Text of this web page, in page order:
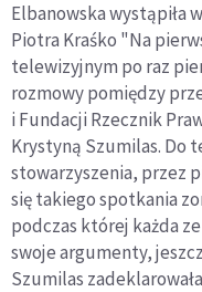
Elbanowska wystąpiła
Piotra Kraśko "Na
telewizyjnym po raz
rozmowy pomiędzy
i Fundacji Rzecznik
Krystyną Szumilas. Do
stowarzyszenia, przez
się takiego spotkania
podczas której każda
swoje argumenty,
Szumilas